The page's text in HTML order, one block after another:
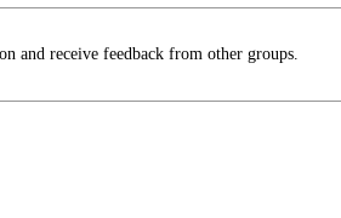
and receive feedback from other groups.